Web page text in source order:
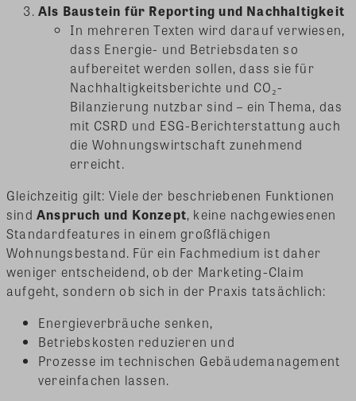
Als Baustein für Reporting und Nachhaltigkeit
In mehreren Texten wird darauf verwiesen,
dass Energie- und Betriebsdaten so
aufbereitet werden sollen, dass sie für
Nachhaltigkeitsberichte und CO₂-
Bilanzierung nutzbar sind – ein Thema, das
mit CSRD und ESG-Berichterstattung auch
die Wohnungswirtschaft zunehmend
erreicht.
Gleichzeitig gilt: Viele der beschriebenen Funktionen
sind Anspruch und Konzept, keine nachgewiesenen
Standardfeatures in einem großflächigen
Wohnungsbestand. Für ein Fachmedium ist daher
weniger entscheidend, ob der Marketing-Claim
aufgeht, sondern ob sich in der Praxis tatsächlich:
Energieverbräuche senken,
Betriebskosten reduzieren und
Prozesse im technischen Gebäudemanagement
vereinfachen lassen.